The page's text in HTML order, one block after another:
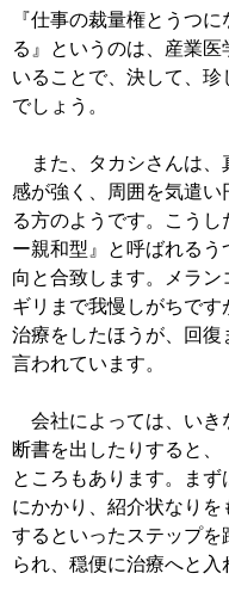
『仕事の裁量権とうつ
る』というのは、産業
いることで、決して、
でしょう。
また、タカシさんは、
感が強く、周囲を気遣
る方のようです。こうし
ー親和型』と呼ばれる
向と合致します。メラン
ギリまで我慢しがちで
治療をしたほうが、回復
言われています。
会社によっては、いき
断書を出したりすると
ところもあります。ま
にかかり、紹介状なり
するといったステップ
られ、穏便に治療へと入